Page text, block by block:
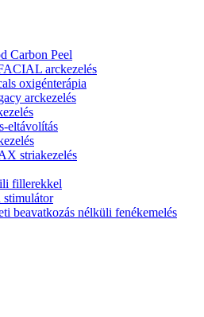
Carbon Peel
arckezelés
oxigénterápia
arckezelés
eltávolítás
striakezelés
fillerekkel
stimulátor
beavatkozás nélküli fenékemelés